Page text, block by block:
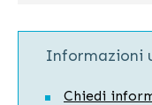
Informazioni
Chiedi